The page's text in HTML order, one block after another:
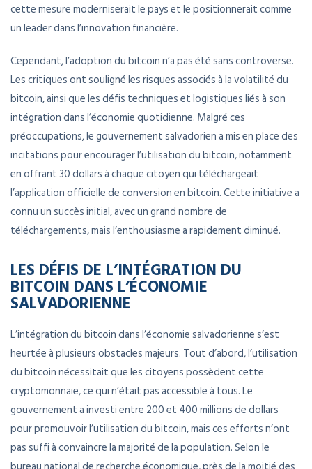
cette mesure moderniserait le pays et le positionnerait comme
un leader dans l’innovation financière.
Cependant, l’adoption du bitcoin n’a pas été sans controverse.
Les critiques ont souligné les risques associés à la volatilité du
bitcoin, ainsi que les défis techniques et logistiques liés à son
intégration dans l’économie quotidienne. Malgré ces
préoccupations, le gouvernement salvadorien a mis en place des
incitations pour encourager l’utilisation du bitcoin, notamment
en offrant 30 dollars à chaque citoyen qui téléchargeait
l’application officielle de conversion en bitcoin. Cette initiative a
connu un succès initial, avec un grand nombre de
téléchargements, mais l’enthousiasme a rapidement diminué.
LES DÉFIS DE L’INTÉGRATION DU
BITCOIN DANS L’ÉCONOMIE
SALVADORIENNE
L’intégration du bitcoin dans l’économie salvadorienne s’est
heurtée à plusieurs obstacles majeurs. Tout d’abord, l’utilisation
du bitcoin nécessitait que les citoyens possèdent cette
cryptomonnaie, ce qui n’était pas accessible à tous. Le
gouvernement a investi entre 200 et 400 millions de dollars
pour promouvoir l’utilisation du bitcoin, mais ces efforts n’ont
pas suffi à convaincre la majorité de la population. Selon le